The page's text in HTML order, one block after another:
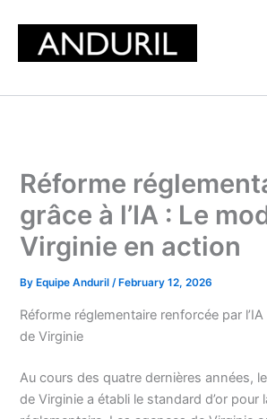
content
Réforme
grâce à l’IA : Le
Virginie en action
By Equipe Anduril/ February 12, 2026
Réforme réglementaire renforcée par
de Virginie
Au cours des quatre dernières années,
de Virginie a établi le standard d’or pour